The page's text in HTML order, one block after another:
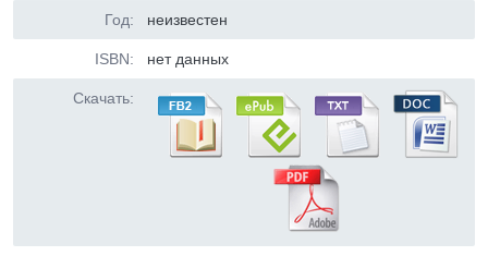
Год: неизвестен
ISBN: нет данных
Скачать: